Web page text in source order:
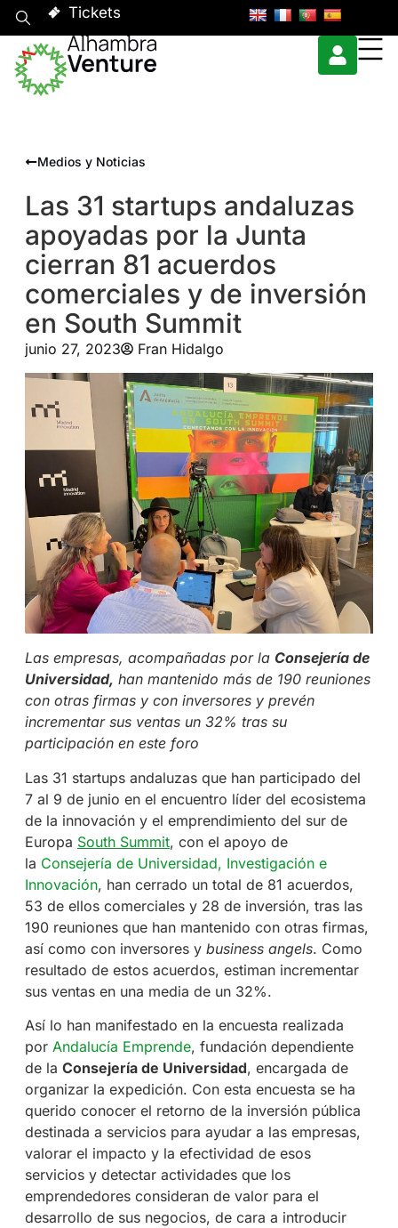
Tickets
Medios y Noticias
Las 31 startups andaluzas
apoyadas por la Junta
cierran 81 acuerdos
comerciales y de inversión
en South Summit
junio 27, 2023 Fran Hidalgo
Las empresas, acompañadas por la Consejería de
Universidad, han mantenido más de 190 reuniones
con otras firmas y con inversores y prevén
incrementar sus ventas un 32% tras su
participación en este foro
Las 31 startups andaluzas que han participado del
7 al 9 de junio en el encuentro líder del ecosistema
de la innovación y el emprendimiento del sur de
Europa South Summit, con el apoyo de
la Consejería de Universidad, Investigación e
Innovación, han cerrado un total de 81 acuerdos,
53 de ellos comerciales y 28 de inversión, tras las
190 reuniones que han mantenido con otras firmas,
así como con inversores y business angels. Como
resultado de estos acuerdos, estiman incrementar
sus ventas en una media de un 32%.
Así lo han manifestado en la encuesta realizada
por Andalucía Emprende, fundación dependiente
de la Consejería de Universidad, encargada de
organizar la expedición. Con esta encuesta se ha
querido conocer el retorno de la inversión pública
destinada a servicios para ayudar a las empresas,
valorar el impacto y la efectividad de esos
servicios y detectar actividades que los
emprendedores consideran de valor para el
desarrollo de sus negocios, de cara a introducir